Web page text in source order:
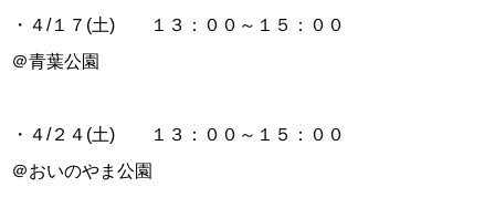
・４/１７(土) １３：００～１５：００
＠青葉公園
・４/２４(土) １３：００～１５：００
＠おいのやま公園